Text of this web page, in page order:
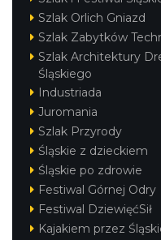
Szlak Orlich Gniazd
Szlak Zabytków
Szlak Architektury
Śląskiego
Industriada
Juromania
Szlak Przyrody
Śląskie z dzieckiem
Śląskie po zdrowie
Festiwal Górnej Odry
Festiwal DziewięćSił
Kajakiem przez